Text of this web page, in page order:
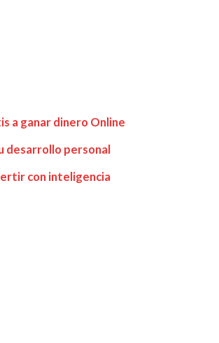
a ganar dinero Online
desarrollo personal
con inteligencia